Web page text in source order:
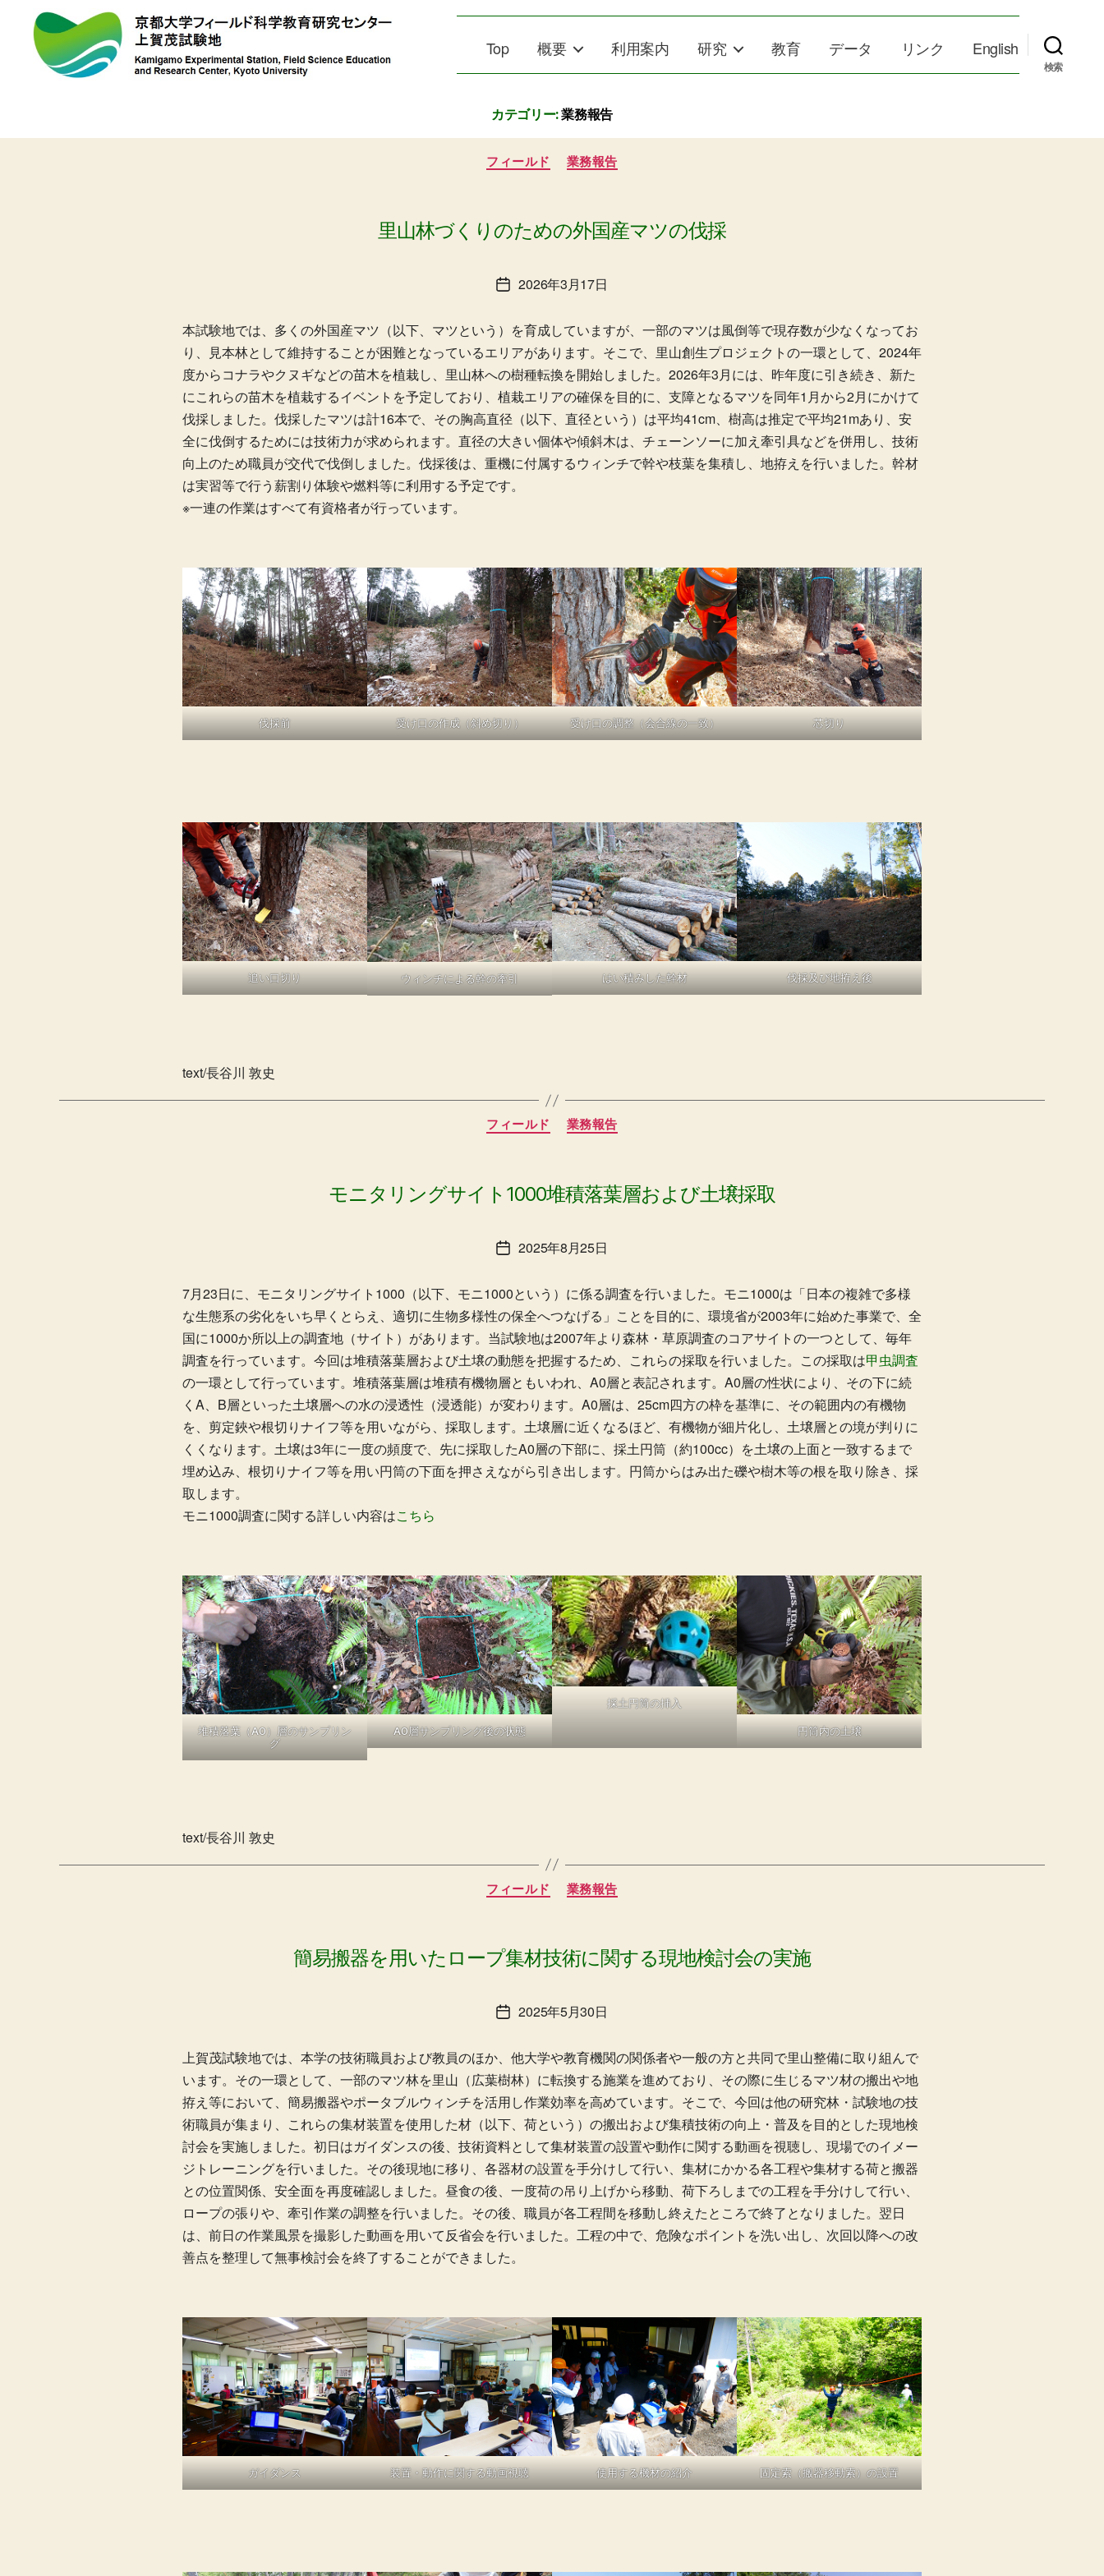
Top 概要 利用案内 研究 教育 データ リンク English
検索
カテゴリー:業務報告
フィールド 業務報告
里山林づくりのための外国産マツの伐採
投
日
2026年3月17日
本試験地では、多くの外国産マツ（以下、マツという）を育成していますが、一部のマツは風倒等で現存数が少なくなってお
り、見本林として維持することが困難となっているエリアがあります。そこで、里山創生プロジェクトの一環として、2024年
度からコナラやクヌギなどの苗木を植栽し、里山林への樹種転換を開始しました。2026年3月には、昨年度に引き続き、新た
にこれらの苗木を植栽するイベントを予定しており、植栽エリアの確保を目的に、支障となるマツを同年1月から2月にかけて
伐採しました。伐採したマツは計16本で、その胸高直径（以下、直径という）は平均41cm、樹高は推定で平均21mあり、安
全に伐倒するためには技術力が求められます。直径の大きい個体や傾斜木は、チェーンソーに加え牽引具などを併用し、技術
向上のため職員が交代で伐倒しました。伐採後は、重機に付属するウィンチで幹や枝葉を集積し、地拵えを行いました。幹材
は実習等で行う薪割り体験や燃料等に利用する予定です。
※一連の作業はすべて有資格者が行っています。
伐採前 受け口の作成（斜め切り） 受け口の調整（会合線の一致） 芯切り
追い口切り ウィンチによる幹の牽引 はい積みした幹材 伐採及び地拵え後
text/長谷川 敦史
フィールド 業務報告
モニタリングサイト1000堆積落葉層および土壌採取
投
日
2025年8月25日
7月23日に、モニタリングサイト1000（以下、モニ1000という）に係る調査を行いました。モニ1000は「日本の複雑で多様
な生態系の劣化をいち早くとらえ、適切に生物多様性の保全へつなげる」ことを目的に、環境省が2003年に始めた事業で、全
国に1000か所以上の調査地（サイト）があります。当試験地は2007年より森林・草原調査のコアサイトの一つとして、毎年
調査を行っています。今回は堆積落葉層および土壌の動態を把握するため、これらの採取を行いました。この採取は甲虫調査
の一環として行っています。堆積落葉層は堆積有機物層ともいわれ、A0層と表記されます。A0層の性状により、その下に続
くA、B層といった土壌層への水の浸透性（浸透能）が変わります。A0層は、25cm四方の枠を基準に、その範囲内の有機物
を、剪定鋏や根切りナイフ等を用いながら、採取します。土壌層に近くなるほど、有機物が細片化し、土壌層との境が判りに
くくなります。土壌は3年に一度の頻度で、先に採取したA0層の下部に、採土円筒（約100cc）を土壌の上面と一致するまで
埋め込み、根切りナイフ等を用い円筒の下面を押さえながら引き出します。円筒からはみ出た礫や樹木等の根を取り除き、採
取します。
モニ1000調査に関する詳しい内容はこちら
堆積落葉（A0）層のサンプリン
グ
A0層サンプリング後の状態
採土円筒の挿入
円筒内の土壌
text/長谷川 敦史
フィールド 業務報告
簡易搬器を用いたロープ集材技術に関する現地検討会の実施
投
日
2025年5月30日
上賀茂試験地では、本学の技術職員および教員のほか、他大学や教育機関の関係者や一般の方と共同で里山整備に取り組んで
います。その一環として、一部のマツ林を里山（広葉樹林）に転換する施業を進めており、その際に生じるマツ材の搬出や地
拵え等において、簡易搬器やポータブルウィンチを活用し作業効率を高めています。そこで、今回は他の研究林・試験地の技
術職員が集まり、これらの集材装置を使用した材（以下、荷という）の搬出および集積技術の向上・普及を目的とした現地検
討会を実施しました。初日はガイダンスの後、技術資料として集材装置の設置や動作に関する動画を視聴し、現場でのイメー
ジトレーニングを行いました。その後現地に移り、各器材の設置を手分けして行い、集材にかかる各工程や集材する荷と搬器
との位置関係、安全面を再度確認しました。昼食の後、一度荷の吊り上げから移動、荷下ろしまでの工程を手分けして行い、
ロープの張りや、牽引作業の調整を行いました。その後、職員が各工程間を移動し終えたところで終了となりました。翌日
は、前日の作業風景を撮影した動画を用いて反省会を行いました。工程の中で、危険なポイントを洗い出し、次回以降への改
善点を整理して無事検討会を終了することができました。
ガイダンス 装置・動作に関する動画視聴 使用する機材の紹介 固定索（搬器移動索）の設置